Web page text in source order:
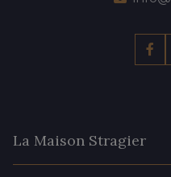
La Maison Stragier